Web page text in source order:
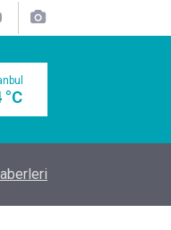
°C
Dağıtımının